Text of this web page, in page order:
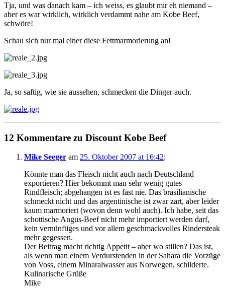
Tja, und was danach kam – ich weiss, es glaubt mir eh niemand –
aber es war wirklich, wirklich verdammt nahe am Kobe Beef,
schwöre!
Schau sich nur mal einer diese Fettmarmorierung an!
Ja, so saftig, wie sie aussehen, schmecken die Dinger auch.
12 Kommentare zu Discount Kobe Beef
Mike Seeger am 25. Oktober 2007 at 16:42:
Könnte man das Fleisch nicht auch nach Deutschland
exportieren? Hier bekommt man sehr wenig gutes
Rindfleisch; abgehangen ist es fast nie. Das brasilianische
schmeckt nicht und das argentinische ist zwar zart, aber leider
kaum marmoriert (wovon denn wohl auch). Ich habe, seit das
schottische Angus-Beef nicht mehr importiert werden darf,
kein vernünftiges und vor allem geschmackvolles Rindersteak
mehr gegessen.
Der Beitrag macht richtig Appetit – aber wo stillen? Das ist,
als wenn man einem Verdurstenden in der Sahara die Vorzüge
von Voss, einem Minaralwasser aus Norwegen, schilderte.
Kulinarische Grüße
Mike